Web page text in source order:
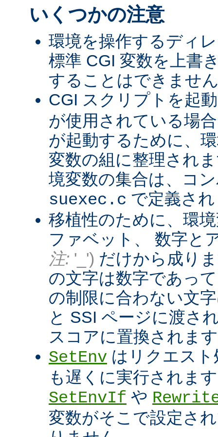
いくつかの注意
環境を操作するディ
標準 CGI 変数を上書
することはできませ
CGI スクリプトを起
が使用されている場
が起動するために、
変数の組に整理され
境変数の集合は、コ
suexec.c で定義さ
移植性のために、環
ファベット、 数字と
注: '_') だけから成り
の文字は数字であっ
の制限に合わない文
と SSI ページに渡さ
スコアに置換されま
SetEnv はリクエス
も遅くに実行されま
SetEnvIf や
変数がそこで設定さ